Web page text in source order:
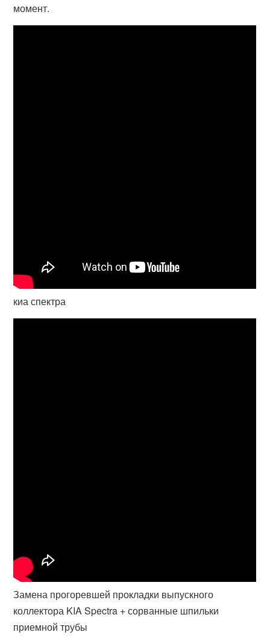
момент.
киа спектра
Замена прогоревшей прокладки выпускного
коллектора KIA Spectra + сорванные шпильки
приемной трубы